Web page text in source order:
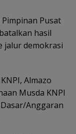
Pusat
hasil
jalur demokrasi
Almazo
Musda KNPI
Anggaran